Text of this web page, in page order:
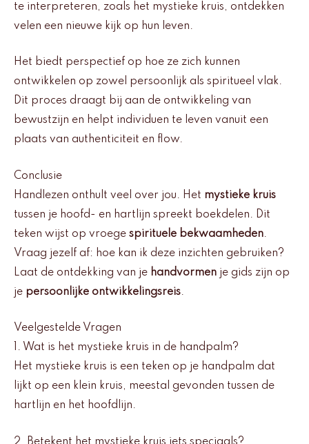
te interpreteren, zoals het mystieke kruis, ontdekken
velen een nieuwe kijk op hun leven.
Het biedt perspectief op hoe ze zich kunnen
ontwikkelen op zowel persoonlijk als spiritueel vlak.
Dit proces draagt bij aan de ontwikkeling van
bewustzijn en helpt individuen te leven vanuit een
plaats van authenticiteit en flow.
Conclusie
Handlezen onthult veel over jou. Het mystieke kruis
tussen je hoofd- en hartlijn spreekt boekdelen. Dit
teken wijst op vroege spirituele bekwaamheden.
Vraag jezelf af: hoe kan ik deze inzichten gebruiken?
Laat de ontdekking van je handvormen je gids zijn op
je persoonlijke ontwikkelingsreis.
Veelgestelde Vragen
1. Wat is het mystieke kruis in de handpalm?
Het mystieke kruis is een teken op je handpalm dat
lijkt op een klein kruis, meestal gevonden tussen de
hartlijn en het hoofdlijn.
2. Betekent het mystieke kruis iets speciaals?